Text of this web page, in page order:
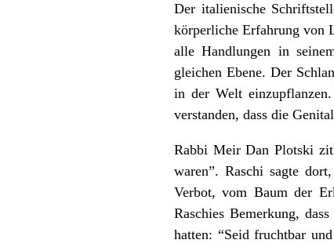
Der italienische
körperliche Erfahrung von
alle Handlungen in
gleichen Ebene. Der
in der Welt
verstanden, dass die
Rabbi Meir Dan Plotski
waren”. Raschi sagte
Verbot, vom Baum der
Raschies Bemerkung,
hatten: “Seid fruchtbar